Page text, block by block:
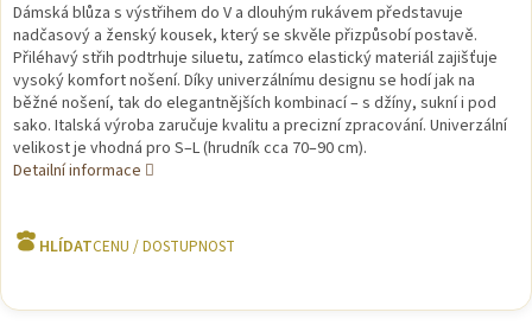
Dámská blůza s výstřihem do V a dlouhým rukávem představuje
nadčasový a ženský kousek, který se skvěle přizpůsobí postavě.
Přiléhavý střih podtrhuje siluetu, zatímco elastický materiál zajišťuje
vysoký komfort nošení. Díky univerzálnímu designu se hodí jak na
běžné nošení, tak do elegantnějších kombinací – s džíny, sukní i pod
sako. Italská výroba zaručuje kvalitu a precizní zpracování. Univerzální
velikost je vhodná pro S–L (hrudník cca 70–90 cm).
Detailní informace
HLÍDAT